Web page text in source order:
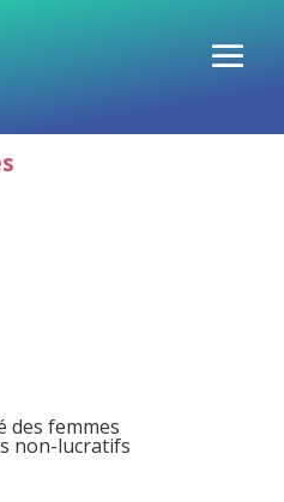
des femmes
non-lucratifs